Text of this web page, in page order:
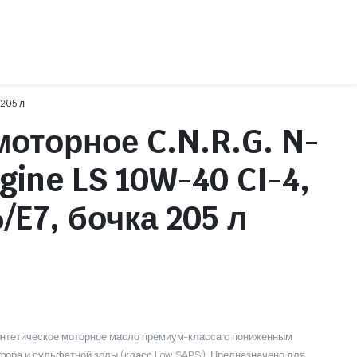
Детали цилиндро-поршневой группы
Колодки и накладки
Фильтры
л
C.N.R.G. N-
LS 10W-40 CI-4,
E7, бочка 205 л
моторное масло премиум-класса с пониженным